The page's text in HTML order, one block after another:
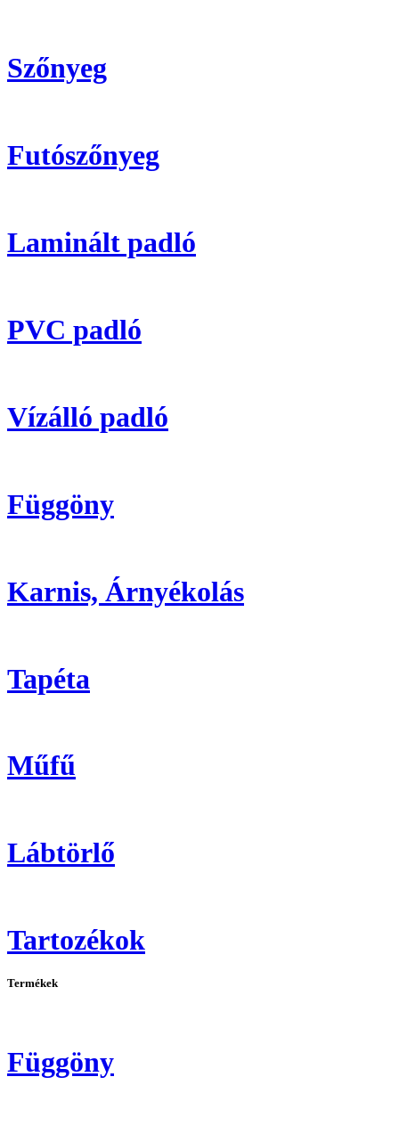
Szőnyeg
Futószőnyeg
Laminált padló
PVC padló
Vízálló padló
Függöny
Karnis, Árnyékolás
Tapéta
Műfű
Lábtörlő
Tartozékok
Termékek
Függöny